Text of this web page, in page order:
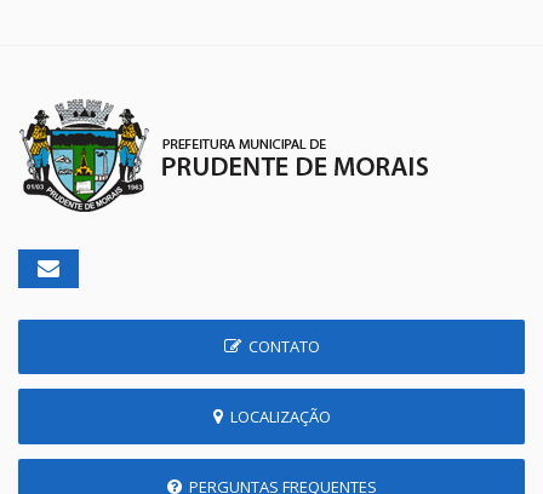
CONTATO
LOCALIZAÇÃO
PERGUNTAS FREQUENTES